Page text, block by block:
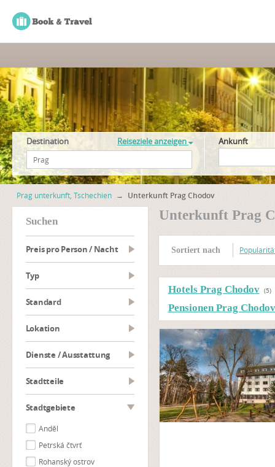
Destination Reiseziele anzeigen Ankunft
Prag unterkunft, Tschechien → Unterkunft Prag Chodov
suchen
Preis pro Person / Nacht
Typ
Standard
Lokation
Dienste / Ausstattung
Stadtteile
Stadtgebiete
Anděl
Petrská čtvrť
Rohanský ostrov
Unterkunft Prag
Sortiert nach
Hotels Prag Chodov (5)
Pensionen Prag Chodov